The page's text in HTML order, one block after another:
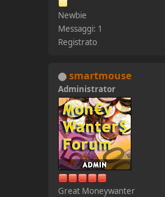
Newbie
Messaggi: 1
Registrato
smartmouse
Administrator
Great Moneywanter